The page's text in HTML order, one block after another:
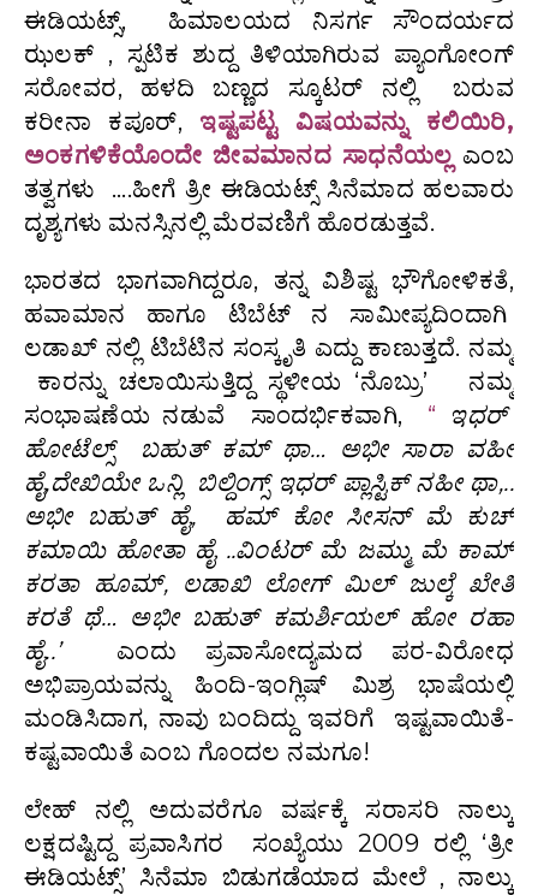
ಈಡಿಯಟ್ಸ್, ಹಿಮಾಲಯದ ನಿಸರ್ಗ ಸೌಂದರ್ಯದ
ಝಲಕ್ , ಸ್ಪಟಿಕ ಶುದ್ದ ತಿಳಿಯಾಗಿರುವ ಪ್ಯಾಂಗೋಂಗ್
ಸರೋವರ, ಹಳದಿ ಬಣ್ಣದ ಸ್ಕೂಟರ್ ನಲ್ಲಿ ಬರುವ
ಕರೀನಾ ಕಪೂರ್, ಇಷ್ಟಪಟ್ಟ ವಿಷಯವನ್ನು ಕಲಿಯಿರಿ,
ಅಂಕಗಳಿಕೆಯೊಂದೇ ಜೀವಮಾನದ ಸಾಧನೆಯಲ್ಲ ಎಂಬ
ತತ್ವಗಳು ….ಹೀಗೆ ತ್ರೀ ಈಡಿಯಟ್ಸ್ ಸಿನೆಮಾದ ಹಲವಾರು
ದೃಶ್ಯಗಳು ಮನಸ್ಸಿನಲ್ಲಿ ಮೆರವಣಿಗೆ ಹೊರಡುತ್ತವೆ.
ಭಾರತದ ಭಾಗವಾಗಿದ್ದರೂ, ತನ್ನ ವಿಶಿಷ್ಟ ಭೌಗೋಳಿಕತೆ,
ಹವಾಮಾನ ಹಾಗೂ ಟಿಬೆಟ್ ನ ಸಾಮೀಪ್ಯದಿಂದಾಗಿ
ಲಡಾಖ್ ನಲ್ಲಿ ಟಿಬೆಟಿನ ಸಂಸ್ಕೃತಿ ಎದ್ದು ಕಾಣುತ್ತದೆ. ನಮ್ಮ
ಕಾರನ್ನು ಚಲಾಯಿಸುತ್ತಿದ್ದ ಸ್ಥಳೀಯ ‘ನೊಬ್ರು’ ನಮ್ಮ
ಸಂಭಾಷಣೆಯ ನಡುವೆ ಸಾಂದರ್ಭಿಕವಾಗಿ, “ ಇಧರ್
ಹೋಟೆಲ್ಸ್ ಬಹುತ್ ಕಮ್ ಥಾ… ಅಭೀ ಸಾರಾ ವಹೀ
ಹೈ,ದೇಖಿಯೇ ಒನ್ಲಿ ಬಿಲ್ದಿಂಗ್ಸ್ ಇಧರ್ ಪ್ಲಾಸ್ಟಿಕ್ ನಹೀ ಥಾ,..
ಅಭೀ ಬಹುತ್ ಹೈ, ಹಮ್ ಕೋ ಸೀಸನ್ ಮೆ ಕುಚ್
ಕಮಾಯಿ ಹೋತಾ ಹೈ ..ವಿಂಟರ್ ಮೆ ಜಮ್ಮು ಮೆ ಕಾಮ್
ಕರತಾ ಹೂಮ್, ಲಡಾಖಿ ಲೋಗ್ ಮಿಲ್ ಜುಲ್ಕೆ ಖೇತಿ
ಕರತೆ ಥೆ… ಅಭೀ ಬಹುತ್ ಕಮರ್ಶಿಯಲ್ ಹೋ ರಹಾ
ಹೈ..’
ಎಂದು ಪ್ರವಾಸೋದ್ಯಮದ ಪರ-ವಿರೋಧ
ಅಭಿಪ್ರಾಯವನ್ನು ಹಿಂದಿ-ಇಂಗ್ಲಿಷ್ ಮಿಶ್ರ ಭಾಷೆಯಲ್ಲಿ
ಮಂಡಿಸಿದಾಗ, ನಾವು ಬಂದಿದ್ದು ಇವರಿಗೆ ಇಷ್ಟವಾಯಿತೆ-
ಕಷ್ಟವಾಯಿತೆ ಎಂಬ ಗೊಂದಲ ನಮಗೂ!
ಲೇಹ್ ನಲ್ಲಿ ಅದುವರೆಗೂ ವರ್ಷಕ್ಕೆ ಸರಾಸರಿ ನಾಲ್ಕು
ಲಕ್ಷದಷ್ಟಿದ್ದ ಪ್ರವಾಸಿಗರ ಸಂಖ್ಯೆಯು 2009 ರಲ್ಲಿ ‘ತ್ರೀ
ಈಡಿಯಟ್ಸ್’ ಸಿನೆಮಾ ಬಿಡುಗಡೆಯಾದ ಮೇಲೆ , ನಾಲ್ಕು